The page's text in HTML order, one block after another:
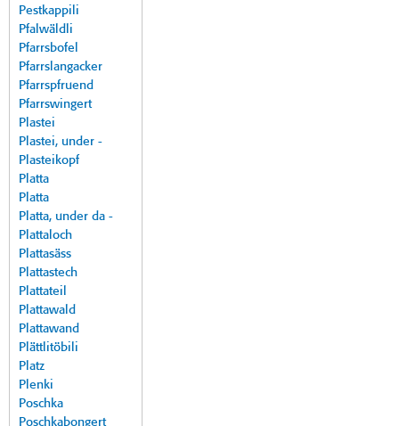
Pestkappili
Pfalwäldli
Pfarrsbofel
Pfarrslangacker
Pfarrspfruend
Pfarrswingert
Plastei
Plastei, under -
Plasteikopf
Platta
Platta
Platta, under da -
Plattaloch
Plattasäss
Plattastech
Plattateil
Plattawald
Plattawand
Plättlitöbili
Platz
Plenki
Poschka
Poschkabongert